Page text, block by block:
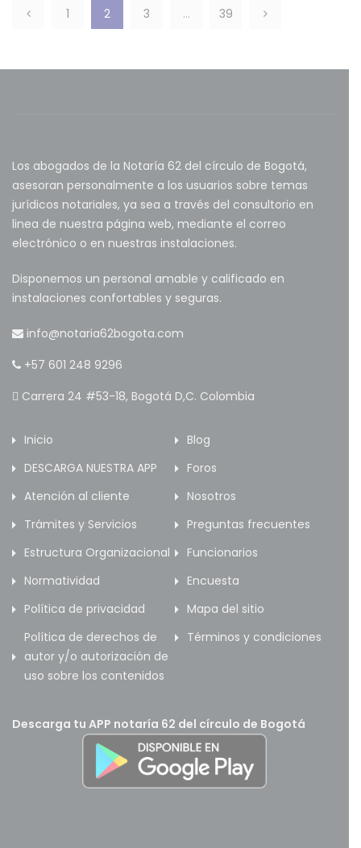
1 2 3 … 39
Los abogados de la Notaría 62 del círculo de Bogotá,
asesoran personalmente a los usuarios sobre temas
jurídicos notariales, ya sea a través del consultorio en
linea de nuestra página web, mediante el correo
electrónico o en nuestras instalaciones.
Disponemos un personal amable y calificado en
instalaciones confortables y seguras.
info@notaria62bogota.com
+57 601 248 9296
Carrera 24 #53-18, Bogotá D,C. Colombia
Inicio
Blog
DESCARGA NUESTRA APP
Foros
Atención al cliente
Nosotros
Trámites y Servicios
Preguntas frecuentes
Estructura Organizacional
Funcionarios
Normatividad
Encuesta
Política de privacidad
Mapa del sitio
Política de derechos de
autor y/o autorización de
uso sobre los contenidos
Términos y condiciones
Descarga tu APP notaría 62 del círculo de Bogotá